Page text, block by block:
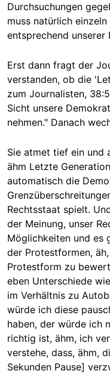
Durchsuchungen
muss natürlich
entsprechend unserer
Erst dann fragt der
verstanden, ob die
zum Journalisten,
Sicht unsere
nehmen." Danach
Sie atmet tief ein und
ähm Letzte
automatisch die
Rechtsstaat spielt.
der Meinung, unser
Möglichkeiten und es
der Protestformen,
Protestform zu
eben Unterschiede
im Verhältnis zu
würde ich diese
haben, der würde ich
richtig ist, ähm, ich
verstehe, dass, ähm,
Sekunden Pause]